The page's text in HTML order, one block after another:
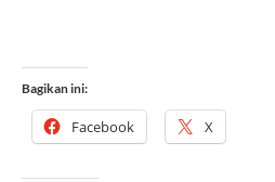
Bagikan ini:
Facebook X